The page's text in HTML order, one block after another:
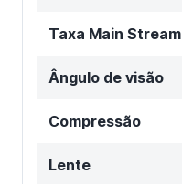
Taxa Main Stream
Ângulo de visão
Compressão
Lente